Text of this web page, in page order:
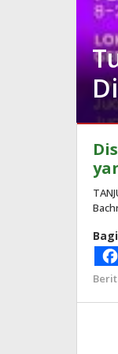
Daerah,
Dispora
Kaltara,
Kaltara,
2025
oleh